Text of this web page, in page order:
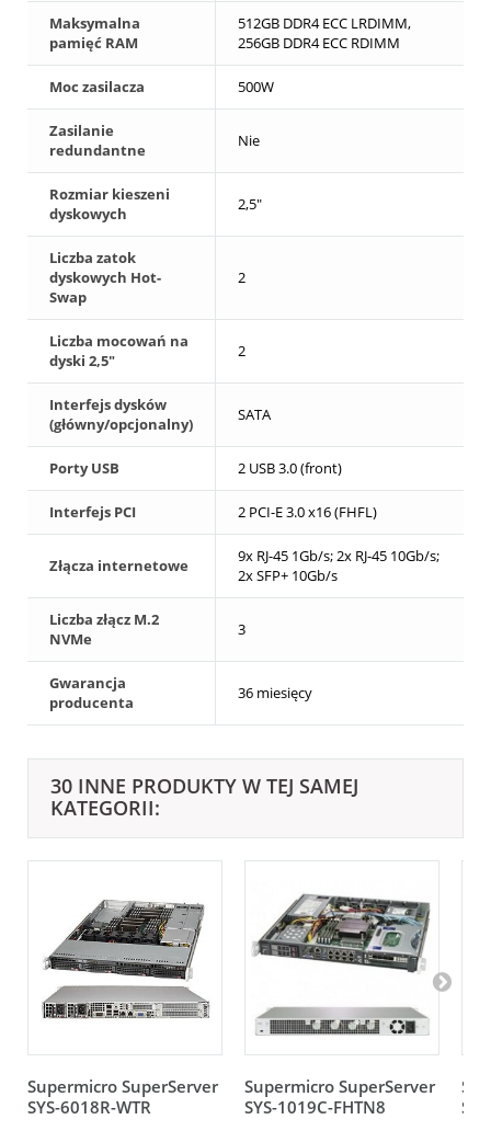
Maksymalna
pamięć RAM
512GB DDR4 ECC LRDIMM,
256GB DDR4 ECC RDIMM
Moc zasilacza 500W
Zasilanie
redundantne
Nie
Rozmiar kieszeni
dyskowych
2,5"
Liczba zatok
dyskowych Hot-
Swap
2
Liczba mocowań na
dyski 2,5"
2
Interfejs dysków
(główny/opcjonalny)
SATA
Porty USB 2 USB 3.0 (front)
Interfejs PCI 2 PCI-E 3.0 x16 (FHFL)
Złącza internetowe
9x RJ-45 1Gb/s; 2x RJ-45 10Gb/s;
2x SFP+ 10Gb/s
Liczba złącz M.2
NVMe
3
Gwarancja
producenta
36 miesięcy
30 INNE PRODUKTY W TEJ SAMEJ
KATEGORII:
Supermicro SuperServer
SYS-6018R-WTR
Supermicro SuperServer
SYS-1019C-FHTN8